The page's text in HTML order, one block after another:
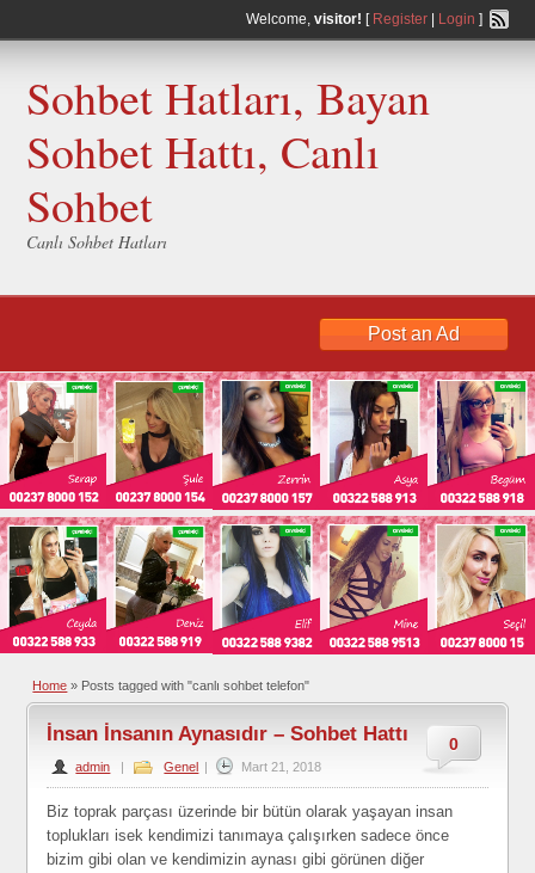
Welcome, visitor! [ Register| Login ]
Sohbet Hatları, Bayan
Sohbet Hattı, Canlı
Sohbet
Canlı Sohbet Hatları
Post an Ad
Home » Posts tagged with "canlı sohbet telefon"
0
İnsan İnsanın Aynasıdır – Sohbet Hattı
admin | Genel | Mart 21, 2018
Biz toprak parçası üzerinde bir bütün olarak yaşayan insan
toplukları isek kendimizi tanımaya çalışırken sadece önce
bizim gibi olan ve kendimizin aynası gibi görünen diğer